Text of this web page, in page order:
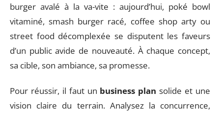
burger avalé à la va-vite : aujourd’hui, poké bowl
vitaminé, smash burger racé, coffee shop arty ou
street food décomplexée se disputent les faveurs
d’un public avide de nouveauté. À chaque concept,
sa cible, son ambiance, sa promesse.
Pour réussir, il faut un business plan solide et une
vision claire du terrain. Analysez la concurrence,